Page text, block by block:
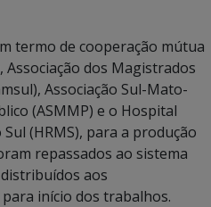
termo de cooperação mútua
dos Magistrados
Associação Sul-Mato-
(ASMMP) e o Hospital
(HRMS), para a produção
repassados ao sistema
aos
início dos trabalhos.